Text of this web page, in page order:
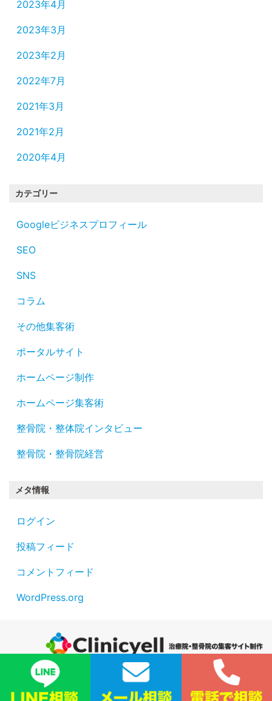
2023年4月
2023年3月
2023年2月
2022年7月
2021年3月
2021年2月
2020年4月
カテゴリー
Googleビジネスプロフィール
SEO
SNS
コラム
その他集客術
ポータルサイト
ホームページ制作
ホームページ集客術
整骨院・整体院インタビュー
整骨院・整骨院経営
メタ情報
ログイン
投稿フィード
コメントフィード
WordPress.org